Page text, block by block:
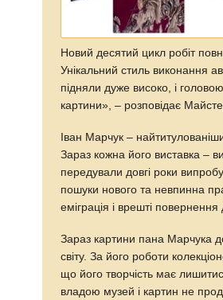
Новий десятий цикл робіт
Унікальний стиль виконання
підняли дуже високо, і
картини», – розповідає
Іван Марчук –
Зараз кожна його виставка –
передували довгі роки
пошуки нового та невпинна
еміграція і врешті повернення
Зараз картини пана Марчука
світу. За його роботи
що його творчість має
владою музей і картин не